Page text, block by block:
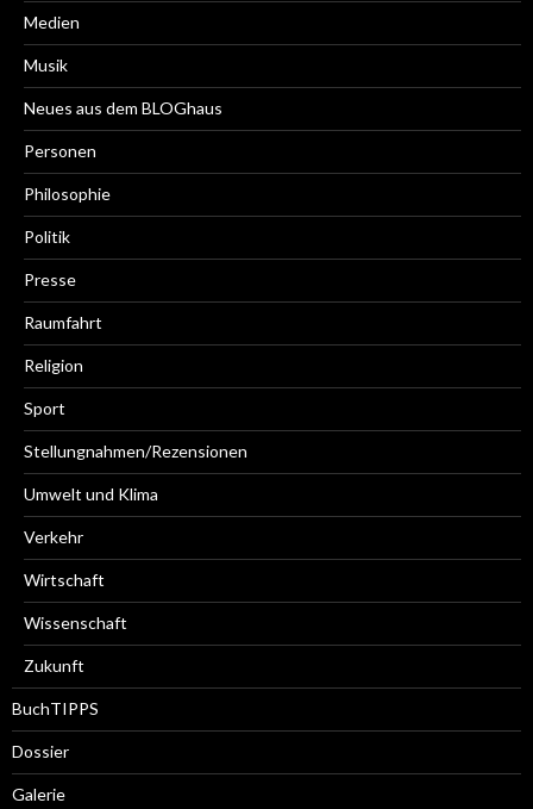
Medien
Musik
Neues aus dem BLOGhaus
Personen
Philosophie
Politik
Presse
Raumfahrt
Religion
Sport
Stellungnahmen/Rezensionen
Umwelt und Klima
Verkehr
Wirtschaft
Wissenschaft
Zukunft
BuchTIPPS
Dossier
Galerie